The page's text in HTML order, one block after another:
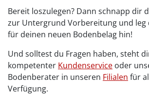
Bereit loszulegen? Dann schnapp dir
zur Untergrund Vorbereitung und leg
für deinen neuen Bodenbelag hin!
Und solltest du Fragen haben, steht
kompetenter Kundenservice oder
Bodenberater in unseren Filialen für
Verfügung.